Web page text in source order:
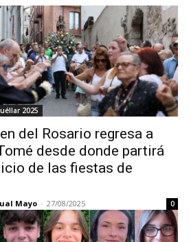
2025
del Rosario regresa a
desde donde partirá
de las fiestas de
Mayo - 27/08/2025 0